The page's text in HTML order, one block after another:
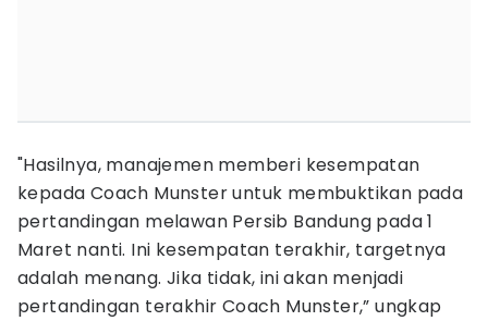
"Hasilnya, manajemen memberi kesempatan
kepada Coach Munster untuk membuktikan pada
pertandingan melawan Persib Bandung pada 1
Maret nanti. Ini kesempatan terakhir, targetnya
adalah menang. Jika tidak, ini akan menjadi
pertandingan terakhir Coach Munster,” ungkap